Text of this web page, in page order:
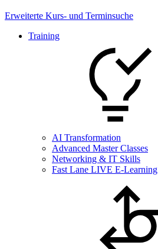
Erweiterte Kurs- und Terminsuche
Training
AI Transformation
Advanced Master Classes
Networking & IT Skills
Fast Lane LIVE E-Learning